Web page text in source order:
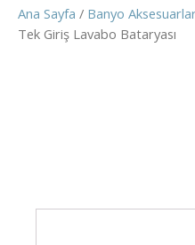
Ana Sayfa / Banyo
Tek Giriş Lavabo Bataryası